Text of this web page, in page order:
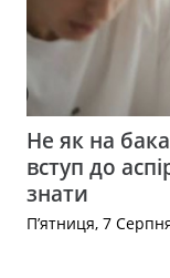
Не як на
вступ до
знати
П’ятниця, 7